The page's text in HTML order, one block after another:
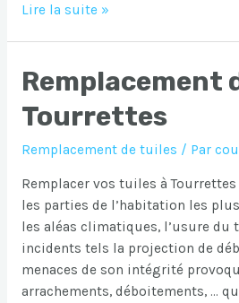
Remplacement
Toulon
Lire la suite »
Remplacement
Tourrettes
Remplacement de tuiles / Par
Remplacer vos tuiles à
les parties de l’habitation les
les aléas climatiques, l’usure du
incidents tels la projection de
menaces de son intégrité
arrachements, déboitements, …